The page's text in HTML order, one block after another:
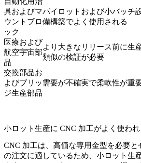
具およびマ
ウントブロ
ック
パイロットおよび小バッチ
備構築でよく使用される
医療および
航空宇宙部
品
より大きなリリース前に生
類似の検証が必要
交換部品お
よびブリッ
ジ生産部品
需要が不確実で柔軟性が重
小ロット生産に CNC 加工がよく使わ
CNC 加工は、高価な専用金型を必要
の注文に適しているため、小ロット生